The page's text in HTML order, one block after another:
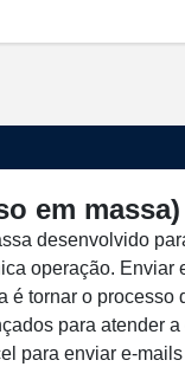
em massa)
desenvolvido
operação. Enviar
é tornar o processo
para atender
para enviar e-